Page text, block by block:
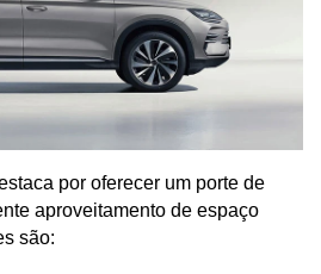
por oferecer um porte de
aproveitamento de espaço
são: